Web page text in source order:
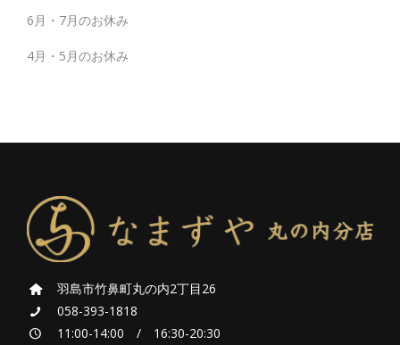
6月・7月のお休み
4月・5月のお休み
羽島市竹鼻町丸の内2丁目26
058-393-1818
11:00-14:00 / 16:30-20:30